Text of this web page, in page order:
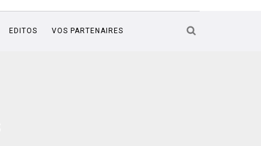
EDITOS VOS PARTENAIRES